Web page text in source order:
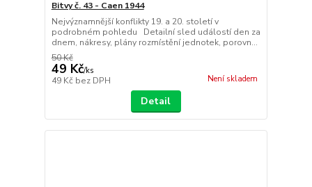
Bitvy č. 43 - Caen 1944
Nejvýznamnější konflikty 19. a 20. století v
podrobném pohledu Detailní sled událostí den za
dnem, nákresy, plány rozmístění jednotek, porovn...
50 Kč
49 Kč/ks
49 Kč bez DPH Není skladem
Detail